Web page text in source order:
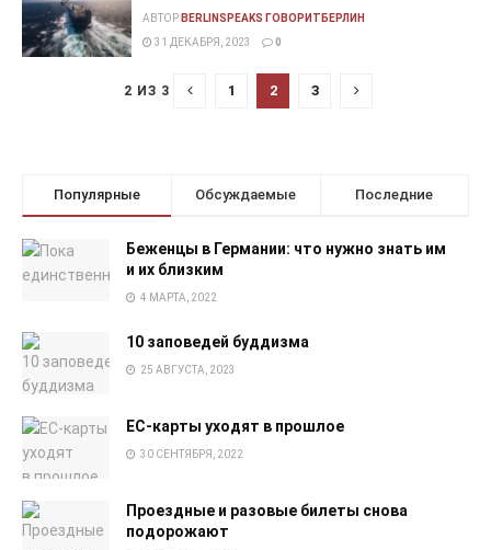
АВТОР BERLINSPEAKS ГОВОРИТБЕРЛИН
31 ДЕКАБРЯ, 2023
0
2 ИЗ 3 1 2 3
Популярные Обсуждаемые Последние
Беженцы в Германии: что нужно знать им
и их близким
4 МАРТА, 2022
10 заповедей буддизма
25 АВГУСТА, 2023
EC-карты уходят в прошлое
30 СЕНТЯБРЯ, 2022
Проездные и разовые билеты снова
подорожают